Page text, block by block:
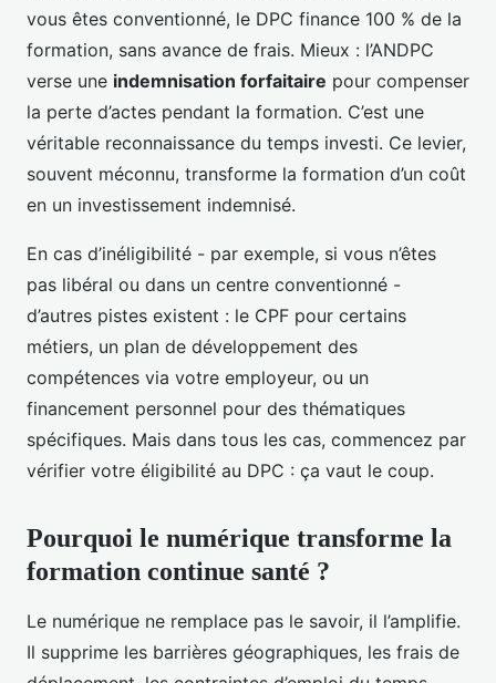
vous êtes conventionné, le DPC finance 100 % de la
formation, sans avance de frais. Mieux : l’ANDPC
verse une indemnisation forfaitaire pour compenser
la perte d’actes pendant la formation. C’est une
véritable reconnaissance du temps investi. Ce levier,
souvent méconnu, transforme la formation d’un coût
en un investissement indemnisé.
En cas d’inéligibilité - par exemple, si vous n’êtes
pas libéral ou dans un centre conventionné -
d’autres pistes existent : le CPF pour certains
métiers, un plan de développement des
compétences via votre employeur, ou un
financement personnel pour des thématiques
spécifiques. Mais dans tous les cas, commencez par
vérifier votre éligibilité au DPC : ça vaut le coup.
Pourquoi le numérique transforme la
formation continue santé ?
Le numérique ne remplace pas le savoir, il l’amplifie.
Il supprime les barrières géographiques, les frais de